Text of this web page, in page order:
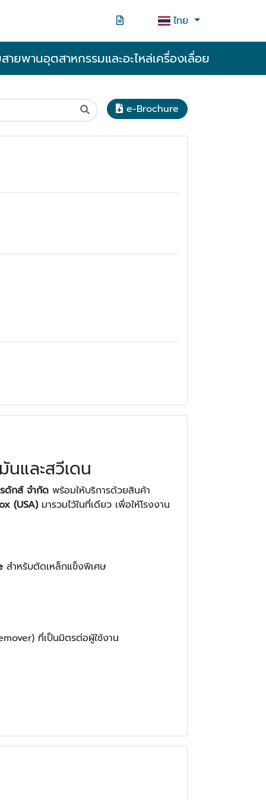
ไทย
ายพานอุตสาหกรรมและอะไหล่เครื่องเลื่อย
e-Brochure
และสวีเดน
ดักส์ จำกัด พร้อมให้บริการด้วยสินค้า
(USA)มารวมไว้ในที่เดียว เพื่อให้โรงงาน
สำหรับตัดเหล็กแข็งพิเศษ
ที่เป็นมิตรต่อผู้ใช้งาน